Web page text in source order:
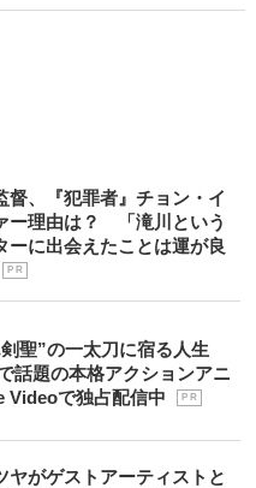
督、『犯罪者』チョン・イ
ー理由は？ 「滝川という
ーに出会えたことは運が良
P R
聖”の一太刀に宿る人生
題の本格アクションアニ
Videoで独占配信中
P R
ヤがゲストアーティストと